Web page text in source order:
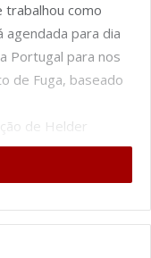
trabalhou como
para dia
Portugal para nos
de Fuga, baseado
de Helder
estudo sobre as
da lei.
Fuga é uma